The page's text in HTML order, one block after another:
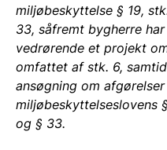
miljøbeskyttelse § 19,
33, såfremt bygherre
vedrørende et projekt
omfattet af stk. 6,
ansøgning om
miljøbeskyttelseslovens
og § 33.